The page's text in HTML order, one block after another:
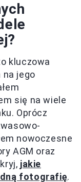
kluczowa
na jego
się na wiele
Oprócz
nowoczesne
AGM oraz
jakie
fotografię.